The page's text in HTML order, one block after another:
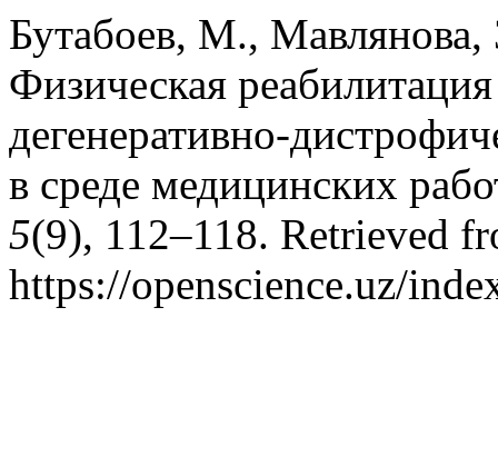
Бутабоев, М.,
Физическая
дегенеративно-
в среде медицинских
5(9), 112–118. Retrieved
https://openscience.uz/